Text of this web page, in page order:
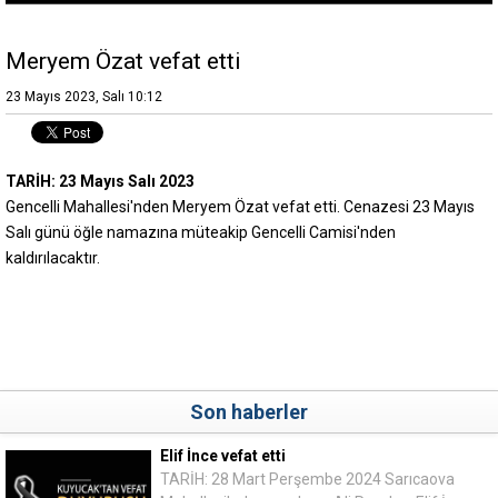
Meryem Özat vefat etti
23 Mayıs 2023, Salı 10:12
TARİH: 23 Mayıs Salı 2023
Gencelli Mahallesi'nden Meryem Özat vefat etti. Cenazesi 23 Mayıs
Salı günü öğle namazına müteakip Gencelli Camisi'nden
kaldırılacaktır.
Son haberler
Elif İnce vefat etti
TARİH: 28 Mart Perşembe 2024 Sarıcaova